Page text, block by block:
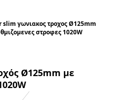
slim γωνιακος τροχος Ø125mm
στροφες 1020W
Ø125mm με